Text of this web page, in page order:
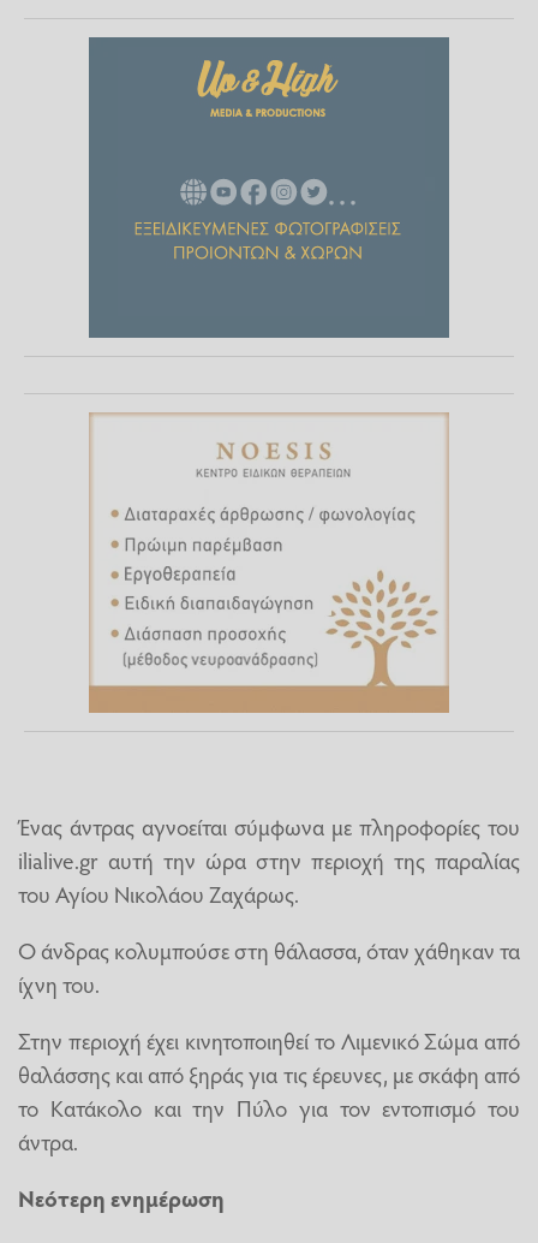
Ένας άντρας αγνοείται σύμφωνα με πληροφορίες του
ilialive.gr αυτή την ώρα στην περιοχή της παραλίας
του Αγίου Νικολάου Ζαχάρως.
Ο άνδρας κολυμπούσε στη θάλασσα, όταν χάθηκαν τα
ίχνη του.
Στην περιοχή έχει κινητοποιηθεί το Λιμενικό Σώμα από
θαλάσσης και από ξηράς για τις έρευνες, με σκάφη από
το Κατάκολο και την Πύλο για τον εντοπισμό του
άντρα.
Νεότερη ενημέρωση